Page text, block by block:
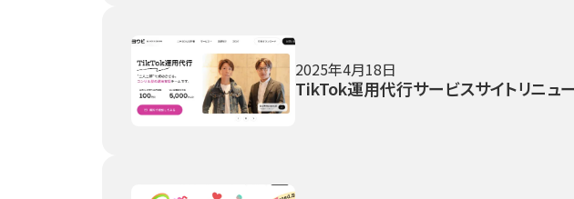
2025年4月18日
TikTok運用代行サービスサイトリニュ